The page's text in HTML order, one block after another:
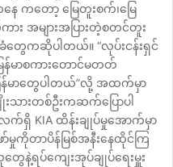
ေ ကတော့ မြေတူးစက်၊မြေ
း အများအပြားတဲ့စတင်တူး
တွေကဆိုပါတယ်။ “လုပ်းငန်းရှင်
မာစကားတောင်မတတ်
န်မာတွေပါတယ်”လို့ အထက်မှာ
သားတစ်ဦးကဆက်ပြောပါ
ရှိ KIA ထိန်းချုပ်မှုအောက်မှာ
ာ်မှုကိုတာပိန်မြစ်အနီးနေထိုင်ကြ
ေနဲ့ရပ်ကျေးအုပ်ချုပ်ရေးမှူး